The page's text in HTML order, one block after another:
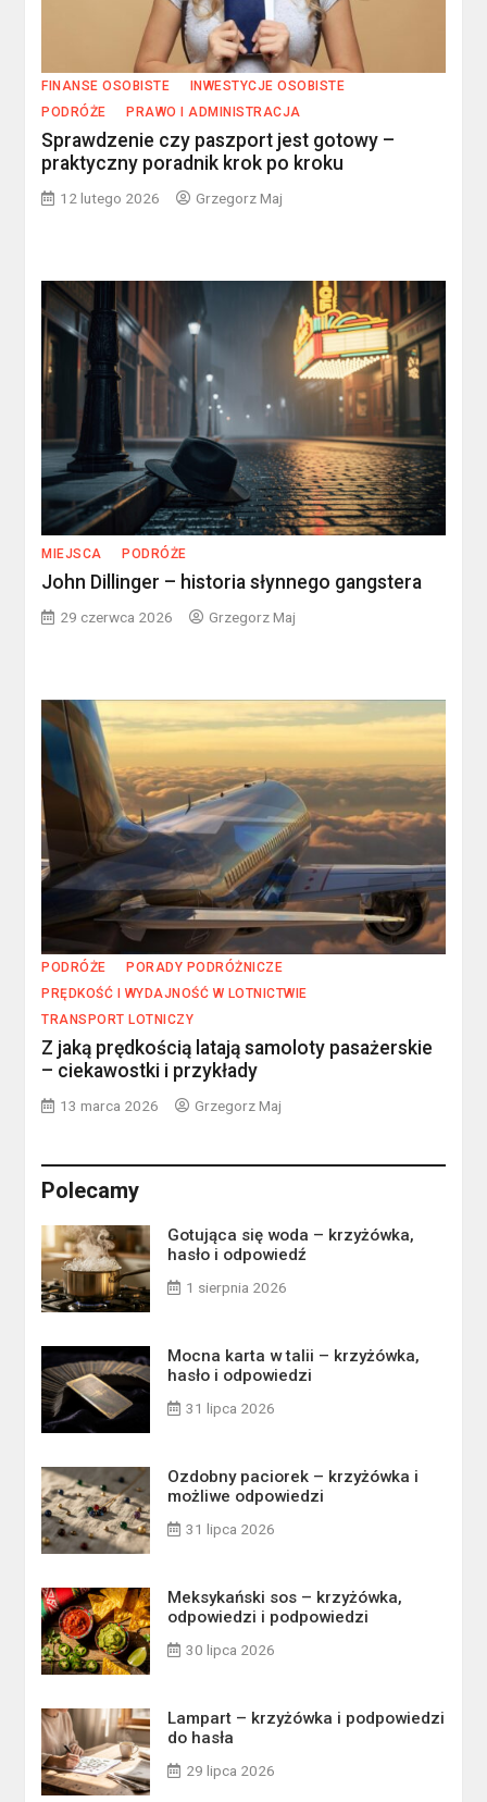
FINANSE OSOBISTE
INWESTYCJE OSOBISTE
PODRÓŻE
PRAWO I ADMINISTRACJA
Sprawdzenie czy paszport jest gotowy –
praktyczny poradnik krok po kroku
12 lutego 2026 Grzegorz Maj
MIEJSCA PODRÓŻE
John Dillinger – historia słynnego gangstera
29 czerwca 2026 Grzegorz Maj
PODRÓŻE
PORADY PODRÓŻNICZE
PRĘDKOŚĆ I WYDAJNOŚĆ W LOTNICTWIE
TRANSPORT LOTNICZY
Z jaką prędkością latają samoloty pasażerskie
– ciekawostki i przykłady
13 marca 2026 Grzegorz Maj
Polecamy
Gotująca się woda – krzyżówka,
hasło i odpowiedź
1 sierpnia 2026
Mocna karta w talii – krzyżówka,
hasło i odpowiedzi
31 lipca 2026
Ozdobny paciorek – krzyżówka i
możliwe odpowiedzi
31 lipca 2026
Meksykański sos – krzyżówka,
odpowiedzi i podpowiedzi
30 lipca 2026
Lampart – krzyżówka i podpowiedzi
do hasła
29 lipca 2026